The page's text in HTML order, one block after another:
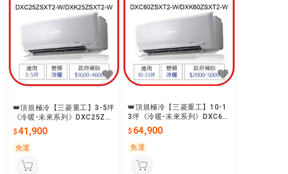
👑頂規極冷【三菱重工】3-5坪
《冷暖-未來系列》DXC25ZS
XT2-W/DXK25ZSXT2-W變
頻一級最省電
41,900
免運
👑頂規極冷【三菱重工】10-1
3坪《冷暖-未來系列》DXC60
ZSXT2-W/DXK60ZSXT2-W
變頻一級最省電
64,900
免運